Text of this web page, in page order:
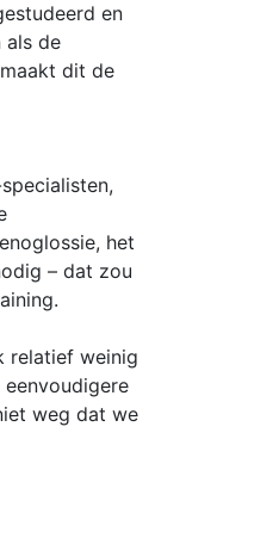
en
als de
dit de
het
– dat zou
relatief weinig
weg dat we